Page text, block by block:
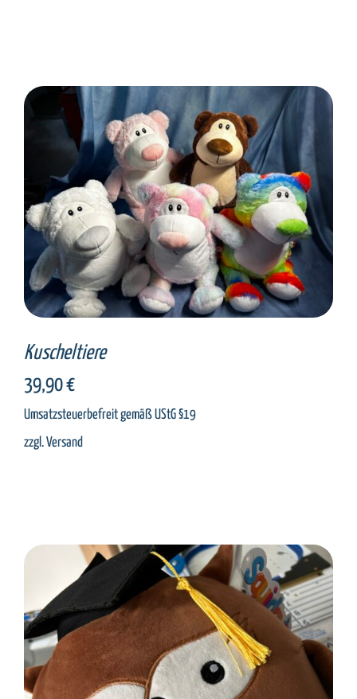
SELECT OPTIONS / DETAILS
Kuscheltiere
39,90€
Umsatzsteuerbefreit gemäß UStG §19
zzgl.Versand